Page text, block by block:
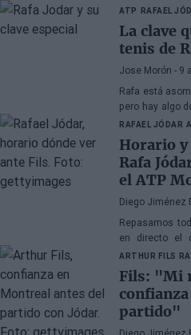
necesidad de
ATP RAFAEL
La clave
tenis de
Jose Morón - 9
Rafa está
pero hay algo
la atención.
RAFAEL JÓDAR
Horario y
Rafa
el ATP
Diego Jiménez
Repasamos
en directo el
Masters 1000
Arthur Fils.
ARTHUR FILS
Fils: "Mi
partido"